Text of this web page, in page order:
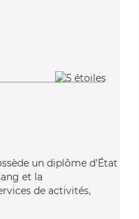
un diplôme d'État
et la
de activités,